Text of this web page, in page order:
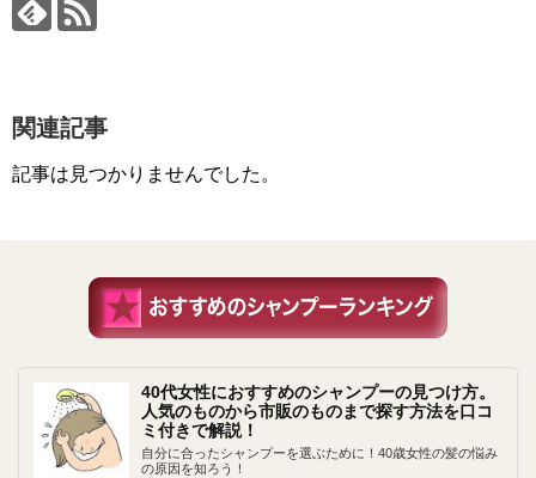
関連記事
記事は見つかりませんでした。
40代女性におすすめのシャンプーの見つけ方。
人気のものから市販のものまで探す方法を口コ
ミ付きで解説！
自分に合ったシャンプーを選ぶために！40歳女性の髪の悩み
の原因を知ろう！